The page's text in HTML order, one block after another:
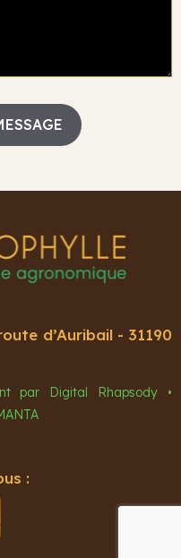
d’Auribail - 31190
par Digital Rhapsody •
: